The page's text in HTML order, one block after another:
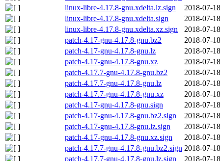
linux-libre-4.17.8-gnu.xdelta.lz.sign
2018-07-
linux-libre-4.17.8-gnu.xdelta.sign
2018-07-
linux-libre-4.17.8-gnu.xdelta.xz.sign
2018-07-
patch-4.17-gnu-4.17.8-gnu.bz2
2018-07-
patch-4.17-gnu-4.17.8-gnu.lz
2018-07-
patch-4.17-gnu-4.17.8-gnu.xz
2018-07-
patch-4.17.7-gnu-4.17.8-gnu.bz2
2018-07-
patch-4.17.7-gnu-4.17.8-gnu.lz
2018-07-
patch-4.17.7-gnu-4.17.8-gnu.xz
2018-07-
patch-4.17-gnu-4.17.8-gnu.sign
2018-07-
patch-4.17-gnu-4.17.8-gnu.bz2.sign
2018-07-
patch-4.17-gnu-4.17.8-gnu.lz.sign
2018-07-
patch-4.17-gnu-4.17.8-gnu.xz.sign
2018-07-
patch-4.17.7-gnu-4.17.8-gnu.bz2.sign 2018-07-
patch-4.17.7-gnu-4.17.8-gnu.lz.sign
2018-07-